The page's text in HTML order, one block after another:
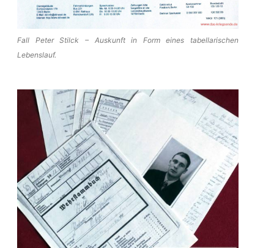
Fall Peter Stilck – Auskunft in Form eines tabellarischen
Lebenslauf.